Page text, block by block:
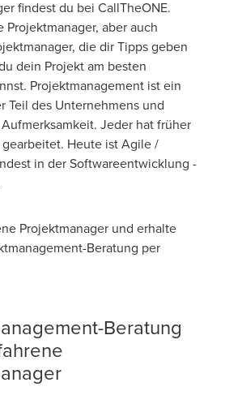
findest du bei CallTheONE.
Projektmanager, aber auch
die dir Tipps geben
dein Projekt am besten
Projektmanagement ist ein
Teil des Unternehmens und
Jeder hat früher
Heute ist Agile /
in der Softwareentwicklung -
Projektmanager und erhalte
Beratung per
Beratung